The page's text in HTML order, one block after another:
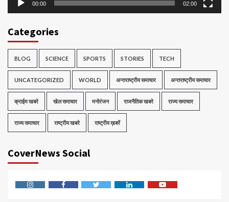
00:00 02:00
Categories
BLOG SCIENCE SPORTS STORIES TECH
UNCATEGORIZED WORLD अन्तराष्ट्रीय समाचार अन्तराष्ट्रीय समाचार
क्राईम खबरे खेल समाचार मनोरंजन राजनैतिक खबरे राज्य समाचार
राज्य समाचार राष्ट्रीय खबरे राष्ट्रीय ख़बरें
CoverNews Social